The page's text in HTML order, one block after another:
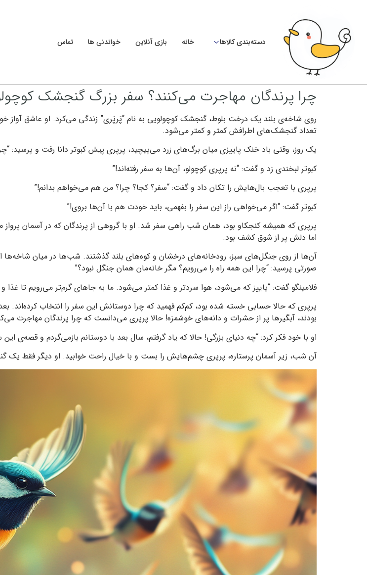
دسته‌بندی کالاها خانه بازی آنلاین خواندنی ها تماس
چرا پرندگان مهاجرت می‌کنند؟ سفر بزرگ گنجشک
روی شاخه‌ی بلند یک درخت بلوط، گنجشک کوچولویی به نام “پَرپَری” زندگی می‌کرد. او عاشق آواز
تعداد گنجشک‌های اطرافش کمتر و کمتر می‌شود.
یک روز، وقتی باد خنک پاییزی میان برگ‌های زرد می‌پیچید، پرپری پیش کبوتر دانا رفت و پرسید:
کبوتر لبخندی زد و گفت: “نه پرپری کوچولو، آن‌ها به سفر رفته‌اند!”
پرپری با تعجب بال‌هایش را تکان داد و گفت: “سفر؟ کجا؟ چرا؟ من هم می‌خواهم بدانم!”
کبوتر گفت: “اگر می‌خواهی راز این سفر را بفهمی، باید خودت هم با آن‌ها بروی!”
پرپری که همیشه کنجکاو بود، همان شب راهی سفر شد. او با گروهی از پرندگان که در آسمان
اما دلش پر از شوق کشف بود.
آن‌ها از روی جنگل‌های سبز، رودخانه‌های درخشان و کوه‌های بلند گذشتند. شب‌ها در میان شاخه‌ها
صورتی پرسید: “چرا این همه راه را می‌رویم؟ مگر خانه‌مان همان جنگل نبود؟”
فلامینگو گفت: “پاییز که می‌شود، هوا سردتر و غذا کمتر می‌شود. ما به جاهای گرم‌تر می‌رویم تا غذا
پرپری که حالا حسابی خسته شده بود، کم‌کم فهمید که چرا دوستانش این سفر را انتخاب کرده‌اند. بعد
بودند، آبگیرها پر از حشرات و دانه‌های خوشمزه! حالا پرپری می‌دانست که چرا پرندگان مهاجرت
او با خود فکر کرد: “چه دنیای بزرگی! حالا که یاد گرفتم، سال بعد با دوستانم بازمی‌گردم و قصه‌ی
آن شب، زیر آسمان پرستاره، پرپری چشم‌هایش را بست و با خیال راحت خوابید. او دیگر فقط یک